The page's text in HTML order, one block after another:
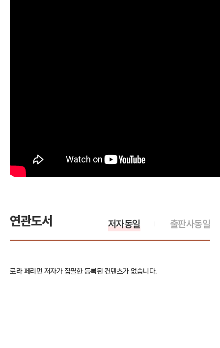
연관도서 출판사동일
저자동일
로라 페리먼 저자가 집필한 등록된 컨텐츠가 없습니다.